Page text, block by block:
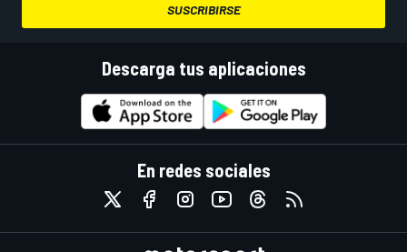
SUSCRIBIRSE
Descarga tus aplicaciones
En redes sociales